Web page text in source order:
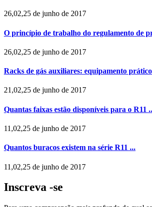
26,02,25 de junho de 2017
O princípio de trabalho do regulamento de
26,02,25 de junho de 2017
Racks de gás auxiliares: equipamento
21,02,25 de junho de 2017
Quantas faixas estão disponíveis para o R11
11,02,25 de junho de 2017
Quantos buracos existem na série R11 ...
11,02,25 de junho de 2017
Inscreva -se